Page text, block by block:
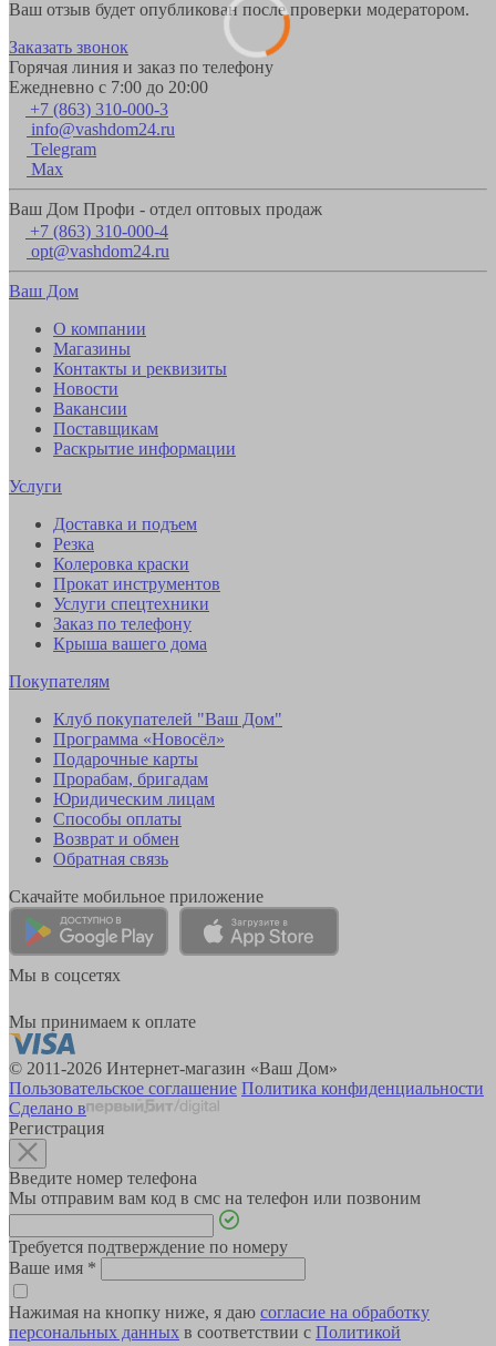
Ваш отзыв будет опубликован после проверки модератором.
Заказать звонок
Горячая линия и заказ по телефону
Ежедневно с 7:00 до 20:00
+7 (863) 310-000-3
info@vashdom24.ru
Telegram
Max
Ваш Дом Профи - отдел оптовых продаж
+7 (863) 310-000-4
opt@vashdom24.ru
Ваш Дом
О компании
Магазины
Контакты и реквизиты
Новости
Вакансии
Поставщикам
Раскрытие информации
Услуги
Доставка и подъем
Резка
Колеровка краски
Прокат инструментов
Услуги спецтехники
Заказ по телефону
Крыша вашего дома
Покупателям
Клуб покупателей "Ваш Дом"
Программа «Новосёл»
Подарочные карты
Прорабам, бригадам
Юридическим лицам
Способы оплаты
Возврат и обмен
Обратная связь
Скачайте мобильное приложение
Мы в соцсетях
Мы принимаем к оплате
© 2011-2026 Интернет-магазин «Ваш Дом»
Пользовательское соглашение Политика конфиденциальности
Сделано в
Регистрация
Введите номер телефона
Мы отправим вам код в смс на телефон или позвоним
Требуется подтверждение по номеру
Ваше имя *
Нажимая на кнопку ниже, я даю согласие на обработку
персональных данных в соответствии с Политикой